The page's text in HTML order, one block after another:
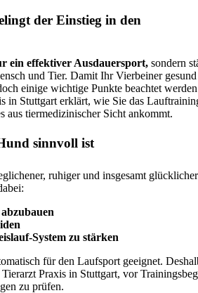
der Einstieg in den
ein effektiver Ausdauersport, sondern
und Tier. Damit Ihr Vierbeiner
einige wichtige Punkte beachtet
in Stuttgart erklärt, wie Sie das
aus tiermedizinischer Sicht ankommt.
sinnvoll ist
ruhiger und insgesamt
System zu stärken
für den Laufsport geeignet.
Praxis in Stuttgart, vor
zu prüfen.